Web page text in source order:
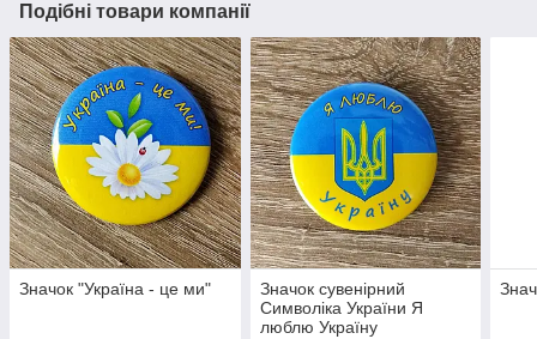
Подібні товари компанії
Значок "Україна - це ми"
Значок сувенірний
Символіка України Я
люблю Україну